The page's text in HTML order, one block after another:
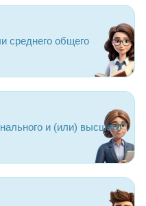
среднего общего
и (или) высшего